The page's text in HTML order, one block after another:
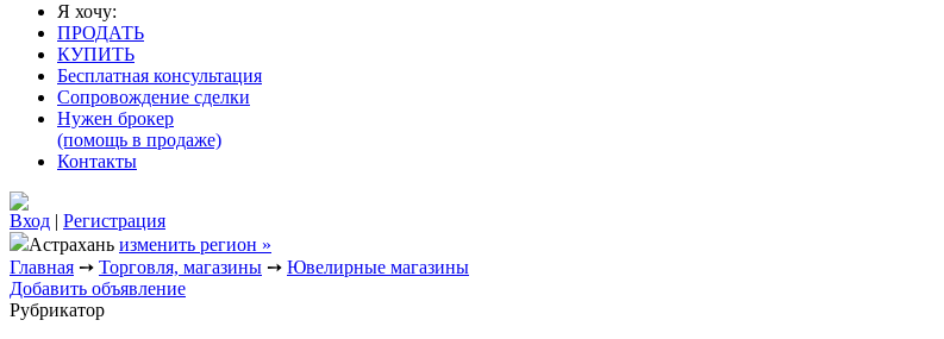
Я хочу:
ПРОДАТЬ
КУПИТЬ
Бесплатная консультация
Сопровождение сделки
Нужен брокер
(помощь в продаже)
Контакты
Вход | Регистрация
Астрахань изменить регион »
Главная ➙ Торговля, магазины ➙ Ювелирные магазины
Добавить объявление
Рубрикатор